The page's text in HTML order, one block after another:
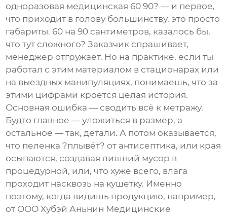
одноразовая медицинская 60 90? — и первое,
что приходит в голову большинству, это просто
габариты. 60 на 90 сантиметров, казалось бы,
что тут сложного? Заказчик спрашивает,
менеджер отгружает. Но на практике, если ты
работал с этим материалом в стационарах или
на выездных манипуляциях, понимаешь, что за
этими цифрами кроется целая история.
Основная ошибка — сводить всё к метражу.
Будто главное — уложиться в размер, а
остальное — так, детали. А потом оказывается,
что пеленка ?плывёт? от антисептика, или края
осыпаются, создавая лишний мусор в
процедурной, или, что хуже всего, влага
проходит насквозь на кушетку. Именно
поэтому, когда видишь продукцию, например,
от ООО Хубэй Аньнин Медицинские